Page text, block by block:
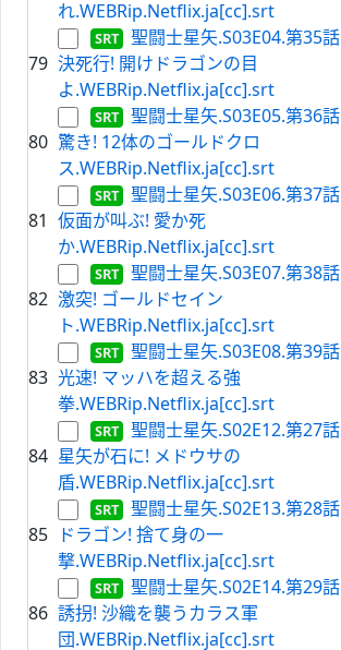
れ.WEBRip.Netflix.ja[cc].srt
79
聖闘士星矢.S03E04.第35話
決死行! 開けドラゴンの目
よ.WEBRip.Netflix.ja[cc].srt
80
聖闘士星矢.S03E05.第36話
驚き! 12体のゴールドクロ
ス.WEBRip.Netflix.ja[cc].srt
81
聖闘士星矢.S03E06.第37話
仮面が叫ぶ! 愛か死
か.WEBRip.Netflix.ja[cc].srt
82
聖闘士星矢.S03E07.第38話
激突! ゴールドセイン
ト.WEBRip.Netflix.ja[cc].srt
83
聖闘士星矢.S03E08.第39話
光速! マッハを超える強
拳.WEBRip.Netflix.ja[cc].srt
84
聖闘士星矢.S02E12.第27話
星矢が石に! メドウサの
盾.WEBRip.Netflix.ja[cc].srt
85
聖闘士星矢.S02E13.第28話
ドラゴン! 捨て身の一
撃.WEBRip.Netflix.ja[cc].srt
86
聖闘士星矢.S02E14.第29話
誘拐! 沙織を襲うカラス軍
団.WEBRip.Netflix.ja[cc].srt